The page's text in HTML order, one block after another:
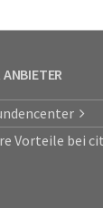
ANBIETER
Vorteile bei